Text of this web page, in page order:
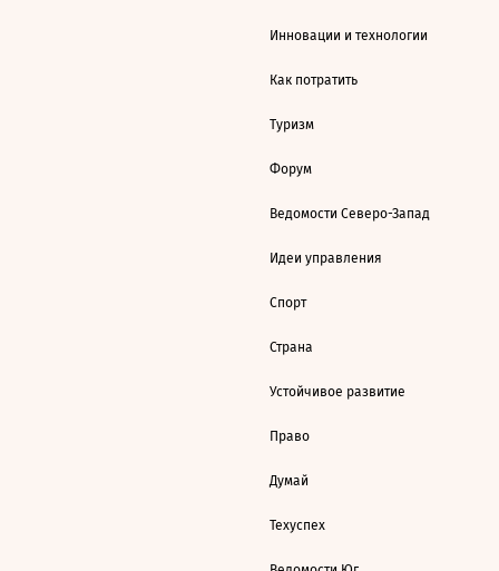
Инновации и технологии
Как потратить
Туризм
Форум
Ведомости Северо-Запад
Идеи управления
Спорт
Страна
Устойчивое развитие
Право
Думай
Техуспех